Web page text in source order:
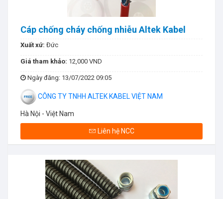
Cáp chống cháy chống nhiễu Altek Kabel
Xuất xứ: Đức
Giá tham khảo: 12,000 VND
Ngày đăng: 13/07/2022 09:05
CÔNG TY TNHH ALTEK KABEL VIỆT NAM
Hà Nội - Việt Nam
Liên hệ NCC